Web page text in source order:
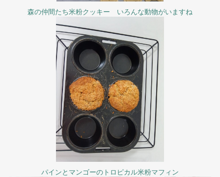
森の仲間たち米粉クッキー いろんな動物がいますね
パインとマンゴーのトロピカル米粉マフィン